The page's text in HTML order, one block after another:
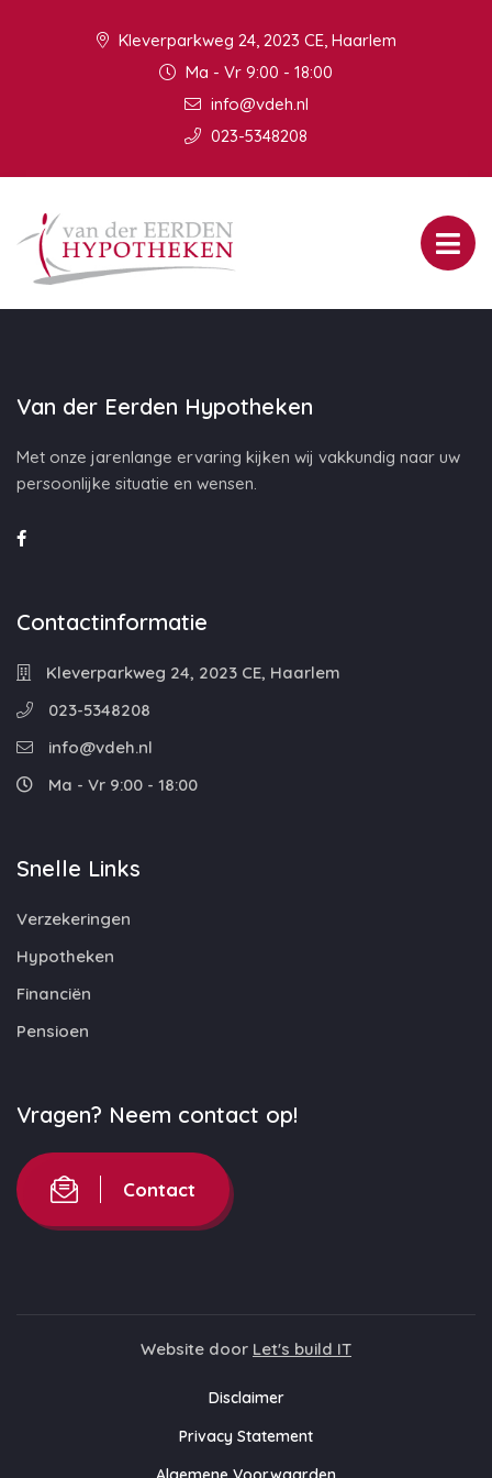
Kleverparkweg 24, 2023 CE, Haarlem
Ma - Vr 9:00 - 18:00
info@vdeh.nl
023-5348208
Van der Eerden Hypotheken
Met onze jarenlange ervaring kijken wij vakkundig naar uw
persoonlijke situatie en wensen.
Contactinformatie
Kleverparkweg 24, 2023 CE, Haarlem
023-5348208
info@vdeh.nl
Ma - Vr 9:00 - 18:00
Snelle Links
Verzekeringen
Hypotheken
Financiën
Pensioen
Vragen? Neem contact op!
Contact
Website door Let's build IT
Disclaimer
Privacy Statement